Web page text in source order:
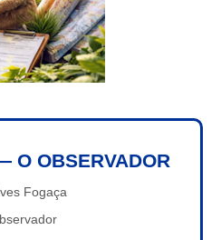
O OBSERVADOR
Fogaça